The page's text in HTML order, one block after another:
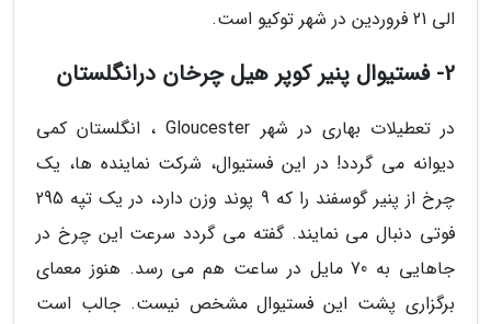
الی 21 فروردین در شهر توکیو است.
2- فستیوال پنیر کوپر هیل چرخان درانگلستان
در تعطیلات بهاری در شهر Gloucester ، انگلستان کمی
دیوانه می گردد! در این فستیوال، شرکت نماینده ها، یک
چرخ از پنیر گوسفند را که 9 پوند وزن دارد، در یک تپه 295
فوتی دنبال می نمایند. گفته می گردد سرعت این چرخ در
جاهایی به 70 مایل در ساعت هم می رسد. هنوز معمای
برگزاری پشت این فستیوال مشخص نیست. جالب است